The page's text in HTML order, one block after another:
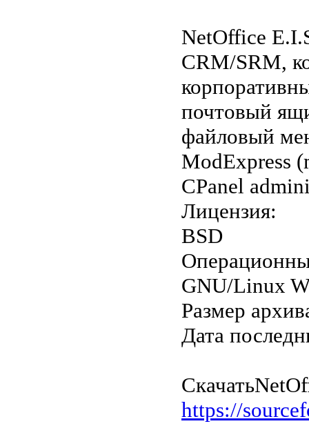
NetOffice
CRM/SRM,
почтовый
файловый
ModExpress
CPanel
Лицензия:
BSD
GNU/Linux
Размер
Дата
Скачать
https://